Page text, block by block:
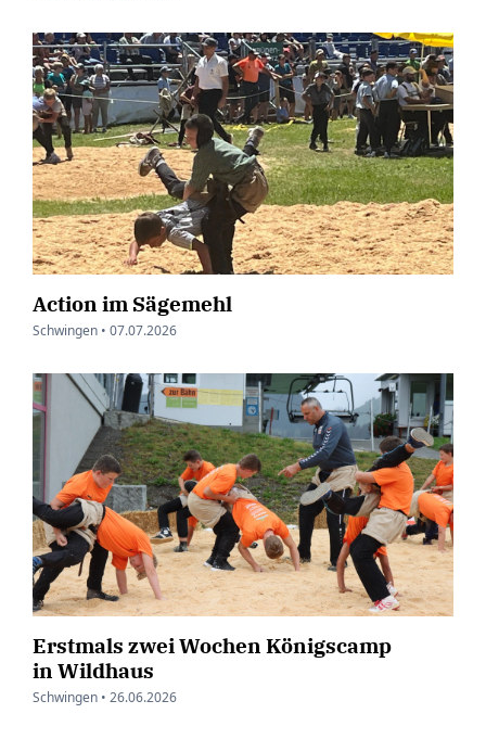
Action im Sägemehl
Schwingen • 07.07.2026
Erstmals zwei Wochen Königscamp
in Wildhaus
Schwingen • 26.06.2026